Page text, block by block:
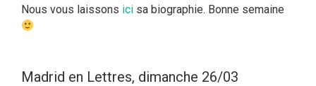
Nous vous laissons ici sa biographie. Bonne semaine
Madrid en Lettres, dimanche 26/03